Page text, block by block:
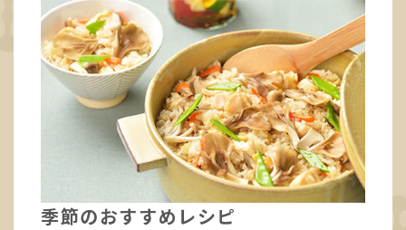
季節のおすすめレシピ